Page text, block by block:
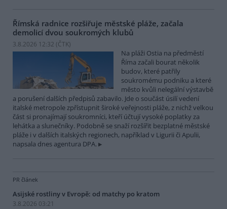
Římská radnice rozšiřuje městské pláže, začala
demolicí dvou soukromých klubů
3.8.2026 12:32 (ČTK)
Na pláži Ostia na předměstí
Říma začali bourat několik
budov, které patřily
soukromému podniku a které
město kvůli nelegální výstavbě
a porušení dalších předpisů zabavilo. Jde o součást úsilí vedení
italské metropole zpřístupnit široké veřejnosti pláže, z nichž velkou
část si pronajímají soukromníci, kteří účtují vysoké poplatky za
lehátka a slunečníky. Podobně se snaží rozšířit bezplatné městské
pláže i v dalších italských regionech, například v Ligurii či Apulii,
napsala dnes agentura DPA.
PR článek
Asijské rostliny v Evropě: od matchy po kratom
3.8.2026 03:21